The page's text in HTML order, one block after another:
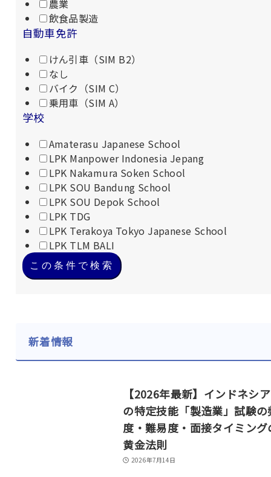
農業
飲食品製造
自動車免許
けん引車（SIM B2）
なし
バイク（SIM C）
乗用車（SIM A）
学校
Amaterasu Japanese School
LPK Manpower Indonesia Jepang
LPK Nakamura Soken School
LPK SOU Bandung School
LPK SOU Depok School
LPK TDG
LPK Terakoya Tokyo Japanese School
LPK TLM BALI
この条件で検索
新着情報
【2026年最新】インドネシ
の特定技能「製造業」試験の
度・難易度・面接タイミング
黄金法則
2026年7月14日